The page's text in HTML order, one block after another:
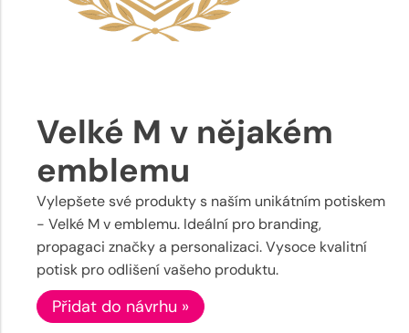
Velké M v nějakém
emblemu
Vylepšete své produkty s naším unikátním potiskem
- Velké M v emblemu. Ideální pro branding,
propagaci značky a personalizaci. Vysoce kvalitní
potisk pro odlišení vašeho produktu.
Přidat do návrhu »